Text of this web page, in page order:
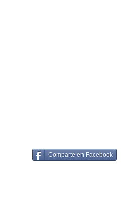
Comparte en Facebook